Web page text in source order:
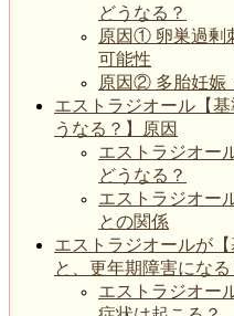
どうなる？
原因① 卵巣過剰
可能性
原因② 多胎妊娠
エストラジオール【
うなる？】原因
エストラジオー
どうなる？
エストラジオー
との関係
エストラジオールが【
と、更年期障害になる
エストラジオー